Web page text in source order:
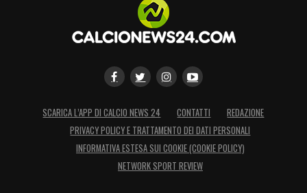
SCARICA L’APP DI CALCIO NEWS 24 CONTATTI
REDAZIONE
PRIVACY POLICY E TRATTAMENTO DEI DATI PERSONALI
INFORMATIVA ESTESA SUI COOKIE (COOKIE POLICY)
NETWORK SPORT REVIEW